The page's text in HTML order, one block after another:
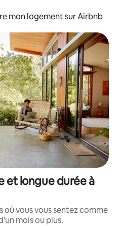
mon logement sur Airbnb
et longue durée à
vous vous sentez comme
mois ou plus.